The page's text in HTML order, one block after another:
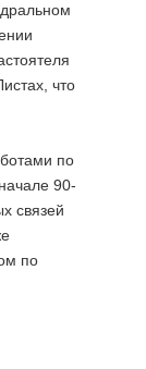
что
по
90-
связей
по